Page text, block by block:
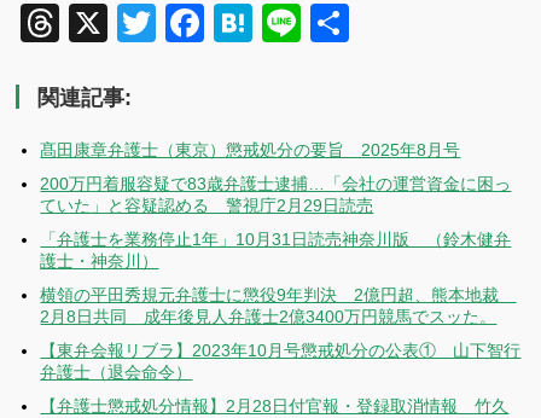
Threads
X TwitterFacebook
Hatena
Line
関連記事:
髙田康章弁護士（東京）懲戒処分の要旨 2025年8月号
200万円着服容疑で83歳弁護士逮捕…「会社の運営資金に困っ
ていた」と容疑認める 警視庁2月29日読売
「弁護士を業務停止1年」10月31日読売神奈川版 （鈴木健弁
護士・神奈川）
横領の平田秀規元弁護士に懲役9年判決 2億円超、熊本地裁
2月8日共同 成年後見人弁護士2億3400万円競馬でスッた。
【東弁会報リブラ】2023年10月号懲戒処分の公表① 山下智行
弁護士（退会命令）
【弁護士懲戒処分情報】2月28日付官報・登録取消情報 竹久